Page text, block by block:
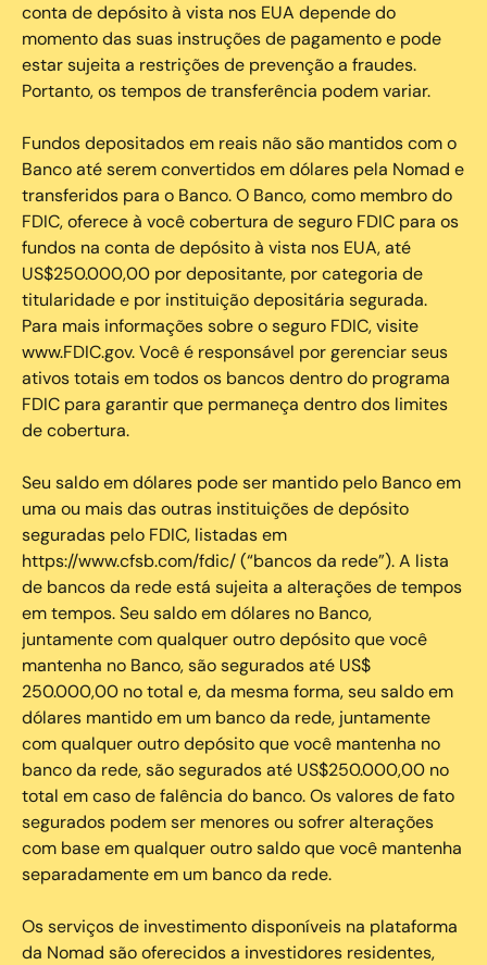
conta de depósito à vista nos EUA depende do
momento das suas instruções de pagamento e pode
estar sujeita a restrições de prevenção a fraudes.
Portanto, os tempos de transferência podem variar.
Fundos depositados em reais não são mantidos com o
Banco até serem convertidos em dólares pela Nomad e
transferidos para o Banco. O Banco, como membro do
FDIC, oferece à você cobertura de seguro FDIC para os
fundos na conta de depósito à vista nos EUA, até
US$250.000,00 por depositante, por categoria de
titularidade e por instituição depositária segurada.
Para mais informações sobre o seguro FDIC, visite
www.FDIC.gov. Você é responsável por gerenciar seus
ativos totais em todos os bancos dentro do programa
FDIC para garantir que permaneça dentro dos limites
de cobertura.
Seu saldo em dólares pode ser mantido pelo Banco em
uma ou mais das outras instituições de depósito
seguradas pelo FDIC, listadas em
https://www.cfsb.com/fdic/ (“bancos da rede”). A lista
de bancos da rede está sujeita a alterações de tempos
em tempos. Seu saldo em dólares no Banco,
juntamente com qualquer outro depósito que você
mantenha no Banco, são segurados até US$
250.000,00 no total e, da mesma forma, seu saldo em
dólares mantido em um banco da rede, juntamente
com qualquer outro depósito que você mantenha no
banco da rede, são segurados até US$250.000,00 no
total em caso de falência do banco. Os valores de fato
segurados podem ser menores ou sofrer alterações
com base em qualquer outro saldo que você mantenha
separadamente em um banco da rede.
Os serviços de investimento disponíveis na plataforma
da Nomad são oferecidos a investidores residentes,